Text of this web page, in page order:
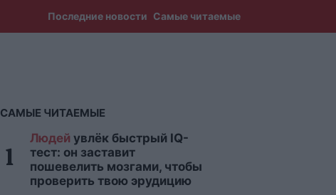
Последние новости Самые читаемые
САМЫЕ ЧИТАЕМЫЕ
Людей увлёк быстрый IQ-
тест: он заставит
пошевелить мозгами, чтобы
проверить твою эрудицию